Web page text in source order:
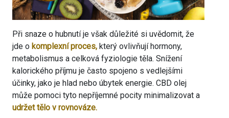
Při snaze o hubnutí je však důležité si uvědomit, že
jde o komplexní proces, který ovlivňují hormony,
metabolismus a celková fyziologie těla. Snížení
kalorického příjmu je často spojeno s vedlejšími
účinky, jako je hlad nebo úbytek energie. CBD olej
může pomoci tyto nepříjemné pocity minimalizovat a
udržet tělo v rovnováze.